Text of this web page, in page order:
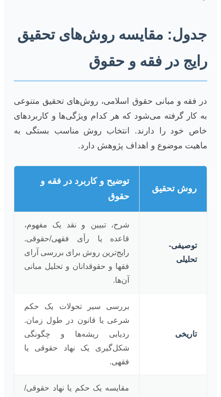
جدول: مقایسه روش‌های تحقیق
رایج در فقه و حقوق
در فقه و مبانی حقوق اسلامی، روش‌های تحقیق متنوعی
به کار گرفته می‌شود که هر کدام ویژگی‌ها و کاربردهای
خاص خود را دارند. انتخاب روش مناسب بستگی به
ماهیت موضوع و اهداف پژوهش دارد.
روش تحقیق
توضیح و کاربرد در فقه و
حقوق
توصیفی-
تحلیلی
شرح، تبیین و نقد یک مفهوم،
قاعده یا رأی فقهی/حقوقی.
رایج‌ترین روش برای بررسی آرای
فقها و حقوقدانان و تحلیل مبانی
آن‌ها.
تاریخی
بررسی سیر تحولات یک حکم
شرعی یا قانون در طول زمان.
ردیابی ریشه‌ها و چگونگی
شکل‌گیری یک نهاد حقوقی یا
فقهی.
مقایسه یک حکم یا نهاد حقوقی/